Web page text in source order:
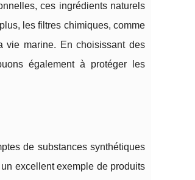
ces ingrédients naturels
les filtres chimiques, comme
vie marine. En choisissant des
également à protéger les
de substances synthétiques
excellent exemple de produits